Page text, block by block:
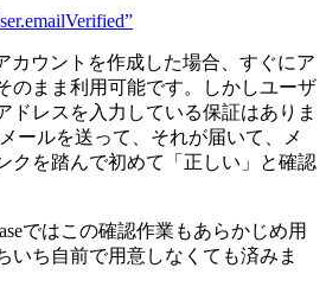
カウントを作成した場合、すぐにア
のまま利用可能です。しかしユーザ
ドレスを入力している保証はありま
ールを送って、それが届いて、メ
クを踏んで初めて「正しい」と確認
ではこの確認作業もあらかじめ用
いち自前で用意しなくても済みま